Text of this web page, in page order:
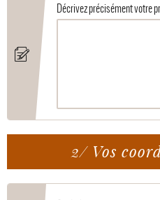
Décrivez précisément votre
2/ Vos